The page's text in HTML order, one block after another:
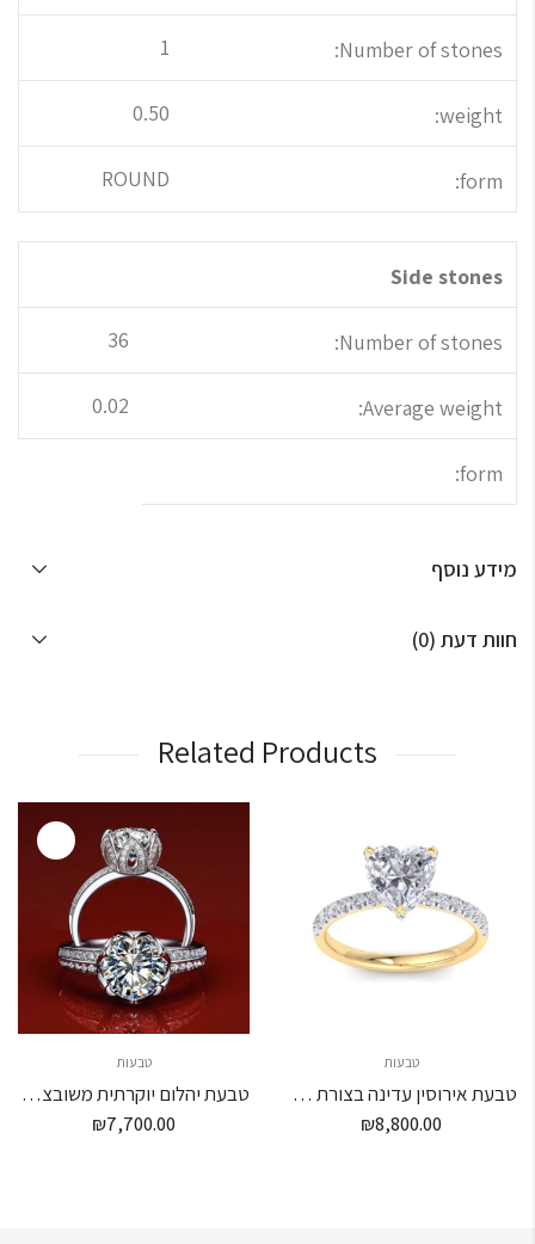
Number of stones:
1
weight:
0.50
form:
ROUND
Side stones
Number of stones:
36
Average weight:
0.02
form:
מידע נוסף
חוות דעת (0)
Related Products
טבעות
טבעת אירוסין עדינה בצורת לב – 3/4 קראט
₪8,800.00
טבעות
טבעת יהלום יוקרתית משובצת יהלומים חצי קארט יהלום מרכזי
₪7,700.00